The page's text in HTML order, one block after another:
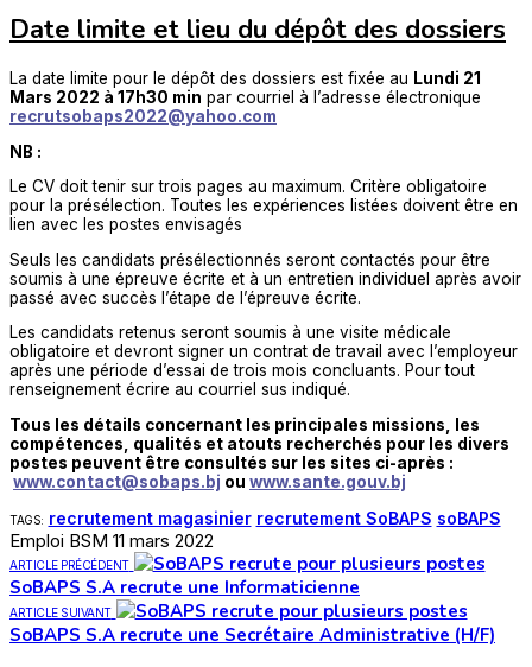
Date limite et lieu du dépôt des dossiers
La date limite pour le dépôt des dossiers est fixée au Lundi 21
Mars 2022 à 17h30 min par courriel à l’adresse électronique
recrutsobaps2022@yahoo.com
NB :
Le CV doit tenir sur trois pages au maximum. Critère obligatoire
pour la présélection. Toutes les expériences listées doivent être en
lien avec les postes envisagés
Seuls les candidats présélectionnés seront contactés pour être
soumis à une épreuve écrite et à un entretien individuel après avoir
passé avec succès l’étape de l’épreuve écrite.
Les candidats retenus seront soumis à une visite médicale
obligatoire et devront signer un contrat de travail avec l’employeur
après une période d’essai de trois mois concluants. Pour tout
renseignement écrire au courriel sus indiqué.
Tous les détails concernant les principales missions, les
compétences, qualités et atouts recherchés pour les divers
postes peuvent être consultés sur les sites ci-après :
www.contact@sobaps.bj ou www.sante.gouv.bj
TAGS: recrutement magasinier recrutement SoBAPS soBAPS
Emploi BSM 11 mars 2022
ARTICLE PRÉCÉDENT
SoBAPS S.A recrute une Informaticienne
ARTICLE SUIVANT
SoBAPS S.A recrute une Secrétaire Administrative (H/F)